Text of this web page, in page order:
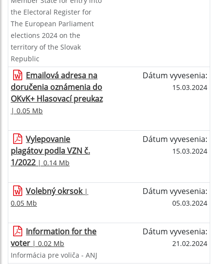
the Electoral Register for
The European Parliament
elections 2024 on the
territory of the Slovak
Republic
Emailová adresa na
doručenia oznámenia do
OKvK+ Hlasovací preukaz
| 0.05 Mb
Dátum vyvesenia:
15.03.2024
Vylepovanie
plagátov podla VZN č.
1/2022 | 0.14 Mb
Dátum vyvesenia:
15.03.2024
Volebný okrsok|
0.05 Mb
Dátum vyvesenia:
05.03.2024
Information for the
voter | 0.02 Mb
Dátum vyvesenia:
21.02.2024
Informácia pre voliča - ANJ